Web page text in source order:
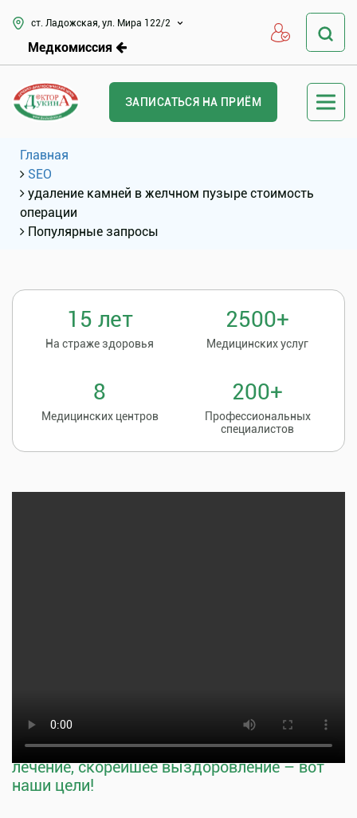
ст. Ладожская, ул. Мира 122/2
Медкомиссия
ЗАПИСАТЬСЯ НА ПРИЁМ
Главная
SEO
удаление камней в желчном пузыре стоимость
операции
Популярные запросы
15 лет
На страже здоровья
2500+
Медицинских услуг
8
Медицинских центров
200+
Профессиональных
специалистов
Тщательная профилактика, качественное
лечение, скорейшее выздоровление – вот
наши цели!